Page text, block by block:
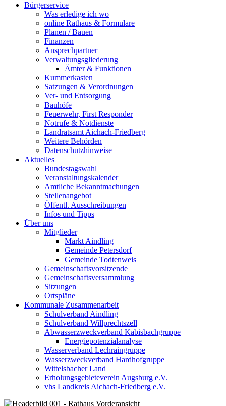
Bürgerservice
Was erledige ich wo
online Rathaus & Formulare
Planen / Bauen
Finanzen
Ansprechpartner
Verwaltungsgliederung
Ämter & Funktionen
Kummerkasten
Satzungen & Verordnungen
Ver- und Entsorgung
Bauhöfe
Feuerwehr, First Responder
Notrufe & Notdienste
Landratsamt Aichach-Friedberg
Weitere Behörden
Datenschutzhinweise
Aktuelles
Bundestagswahl
Veranstaltungskalender
Amtliche Bekanntmachungen
Stellenangebot
Öffentl. Ausschreibungen
Infos und Tipps
Über uns
Mitglieder
Markt Aindling
Gemeinde Petersdorf
Gemeinde Todtenweis
Gemeinschaftsvorsitzende
Gemeinschaftsversammlung
Sitzungen
Ortspläne
Kommunale Zusammenarbeit
Schulverband Aindling
Schulverband Willprechtszell
Abwasserzweckverband Kabisbachgruppe
Energiepotenzialanalyse
Wasserverband Lechraingruppe
Wasserzweckverband Hardhofgruppe
Wittelsbacher Land
Erholungsgebieteverein Augsburg e.V.
vhs Landkreis Aichach-Friedberg e.V.